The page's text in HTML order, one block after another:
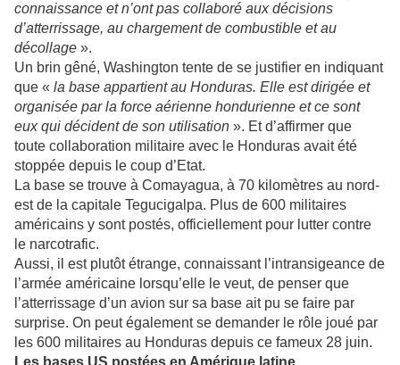
connaissance et n’ont pas collaboré aux décisions
d’atterrissage, au chargement de combustible et au
décollage ».
Un brin gêné, Washington tente de se justifier en indiquant
que « la base appartient au Honduras. Elle est dirigée et
organisée par la force aérienne hondurienne et ce sont
eux qui décident de son utilisation ». Et d’affirmer que
toute collaboration militaire avec le Honduras avait été
stoppée depuis le coup d’Etat.
La base se trouve à Comayagua, à 70 kilomètres au nord-
est de la capitale Tegucigalpa. Plus de 600 militaires
américains y sont postés, officiellement pour lutter contre
le narcotrafic.
Aussi, il est plutôt étrange, connaissant l’intransigeance de
l’armée américaine lorsqu’elle le veut, de penser que
l’atterrissage d’un avion sur sa base ait pu se faire par
surprise. On peut également se demander le rôle joué par
les 600 militaires au Honduras depuis ce fameux 28 juin.